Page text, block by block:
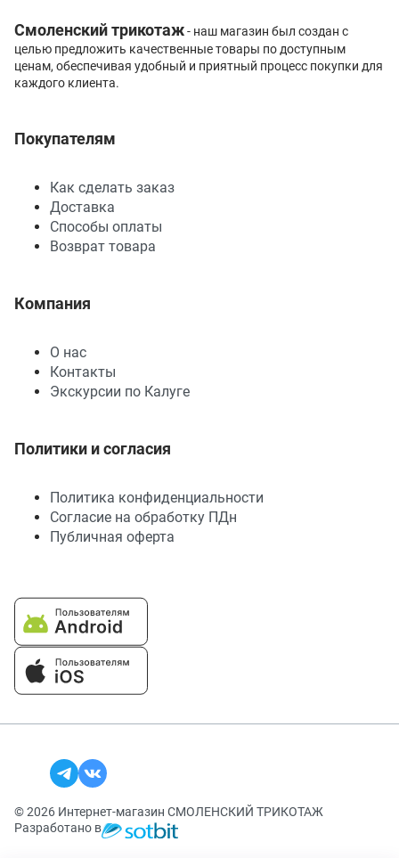
Смоленский трикотаж- наш магазин был создан с
целью предложить качественные товары по доступным
ценам, обеспечивая удобный и приятный процесс покупки для
каждого клиента.
Покупателям
Как сделать заказ
Доставка
Способы оплаты
Возврат товара
Компания
О нас
Контакты
Экскурсии по Калуге
Политики и согласия
Политика конфиденциальности
Согласие на обработку ПДн
Публичная оферта
© 2026 Интернет-магазин СМОЛЕНСКИЙ ТРИКОТАЖ
Разработано в